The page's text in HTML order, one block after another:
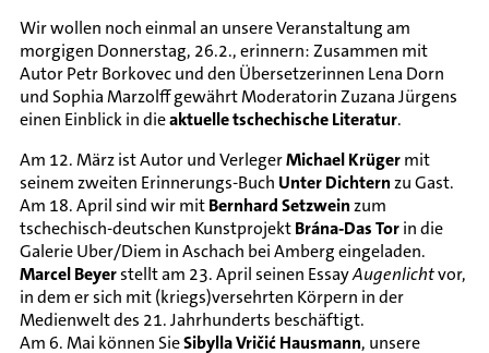
Wir wollen noch einmal an unsere Veranstaltung am
morgigen Donnerstag, 26.2., erinnern: Zusammen mit
Autor Petr Borkovec und den Übersetzerinnen Lena Dorn
und Sophia Marzolff gewährt Moderatorin Zuzana Jürgens
einen Einblick in dieaktuelle tschechische Literatur.
Am 12. März ist Autor und VerlegerMichael Krügermit
seinem zweiten Erinnerungs-Buch Unter Dichternzu Gast.
Am 18. April sind wir mitBernhard Setzweinzum
tschechisch-deutschen KunstprojektBrána-Das Torin die
Galerie Uber/Diem in Aschach bei Amberg eingeladen.
Marcel Beyerstellt am 23. April seinen EssayAugenlichtvor,
in dem er sich mit (kriegs)versehrten Körpern in der
Medienwelt des 21. Jahrhunderts beschäftigt.
Am 6. Mai können SieSibylla Vričić Hausmann, unsere